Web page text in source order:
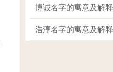
博诚名字的寓意及解释
浩淳名字的寓意及解释